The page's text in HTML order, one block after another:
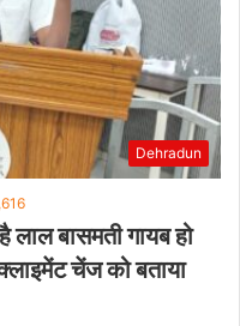
Dehradun
लाल बासमती गायब हो
चेंज को बताया